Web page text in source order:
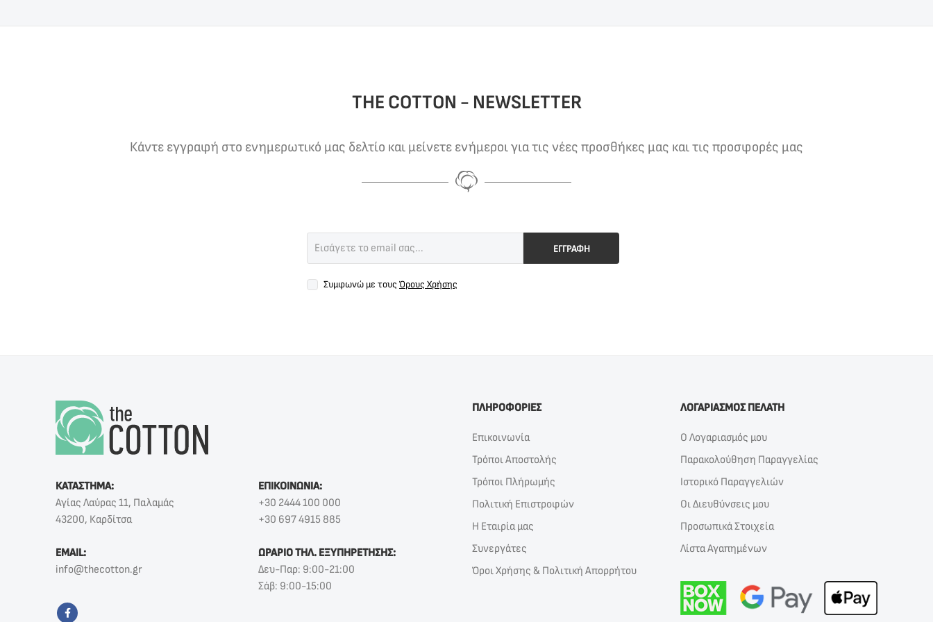
THE COTTON - NEWSLETTER
Κάντε εγγραφή στο ενημερωτικό μας δελτίο και μείνετε ενήμεροι για τις νέες προσθήκες μας και τις προσφορές μας
ΕΓΓΡΑΦΗ
Συμφωνώ με τους Όρους Χρήσης
ΚΑΤΑΣΤΗΜΑ:
Αγίας Λαύρας 11, Παλαμάς
43200, Καρδίτσα
ΕΠΙΚΟΙΝΩΝΙΑ:
+30 2444 100 000
+30 697 4915 885
EMAIL:
info@thecotton.gr
ΩΡΑΡΙΟ ΤΗΛ. ΕΞΥΠΗΡΕΤΗΣΗΣ:
Δευ-Παρ: 9:00-21:00
Σάβ: 9:00-15:00
ΠΛΗΡΟΦΟΡΙΕΣ
Επικοινωνία
Τρόποι Αποστολής
Τρόποι Πλήρωμής
Πολιτική Επιστροφών
Η Εταιρία μας
Συνεργάτες
Όροι Χρήσης & Πολιτική Απορρήτου
ΛΟΓΑΡΙΑΣΜΟΣ ΠΕΛΑΤΗ
Ο Λογαριασμός μου
Παρακολούθηση Παραγγελίας
Ιστορικό Παραγγελιών
Οι Διευθύνσεις μου
Προσωπικά Στοιχεία
Λίστα Αγαπημένων